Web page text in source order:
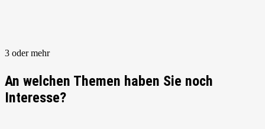
3 oder mehr
An welchen Themen haben Sie noch
Interesse?